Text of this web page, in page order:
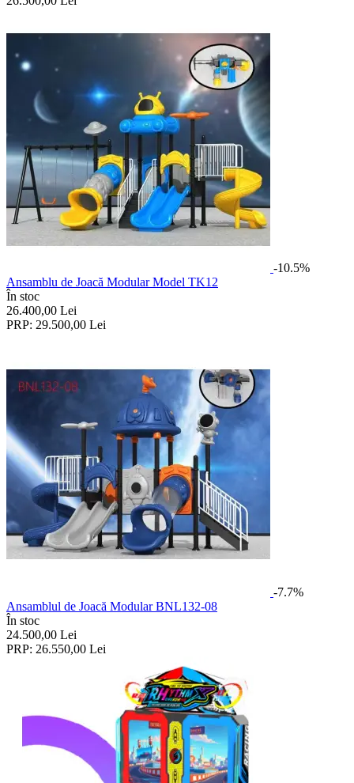
-10.5%
Ansamblu de Joacă Modular Model TK12
În stoc
26.400,00 Lei
PRP: 29.500,00 Lei
-7.7%
Ansamblul de Joacă Modular BNL132-08
În stoc
24.500,00 Lei
PRP: 26.550,00 Lei